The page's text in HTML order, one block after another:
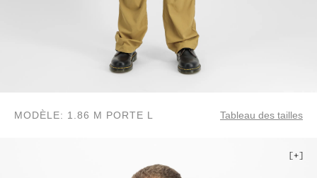
MODÈLE: 1.86 M PORTE L Tableau des tailles